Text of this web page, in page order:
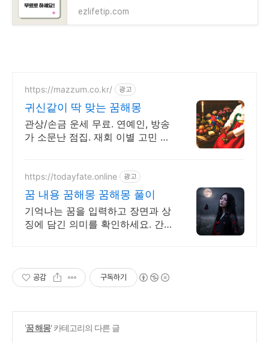
ezlifetip.com
https://mazzum.co.kr/ 광고
귀신같이 딱 맞는 꿈해몽
관상/손금 운세 무료. 연예인, 방송
가 소문난 점집. 재회 이별 고민 끝!
https://todayfate.online 광고
꿈 내용 꿈해몽 꿈해몽 풀이
기억나는 꿈을 입력하고 장면과 상
징에 담긴 의미를 확인하세요. 간
공감 구독하기
'꿈 해몽' 카테고리의 다른 글